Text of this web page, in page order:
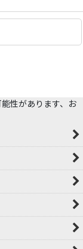
性があります、お